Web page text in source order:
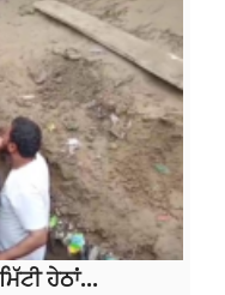
ਹੇਠਾਂ...